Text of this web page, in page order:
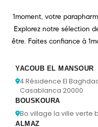
1moment, votre
Explorez notre sélection
être. Faites confiance à
YACOUB EL MANSOUR
4 Résidence El
Casablanca 20000
BOUSKOURA
Bo village la ville verte
ALMAZ